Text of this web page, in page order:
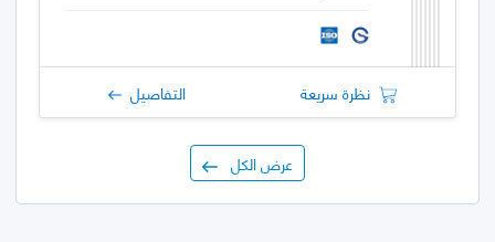
نظرة سريعة التفاصيل
عرض الكل